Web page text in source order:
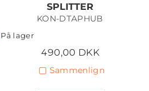
SPLITTER
KON-DTAPHUB
På lager
490,00 DKK
Sammenlign